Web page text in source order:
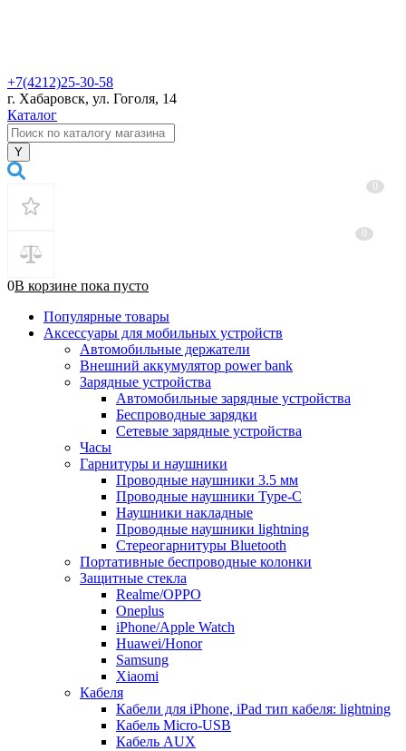
+7(4212)25-30-58
г. Хабаровск, ул. Гоголя, 14
Каталог
0В корзине пока пусто
Популярные товары
Аксессуары для мобильных устройств
Автомобильные держатели
Внешний аккумулятор power bank
Зарядные устройства
Автомобильные зарядные устройства
Беспроводные зарядки
Сетевые зарядные устройства
Часы
Гарнитуры и наушники
Проводные наушники 3.5 мм
Проводные наушники Type-C
Наушники накладные
Проводные наушники lightning
Стереогарнитуры Bluetooth
Портативные беспроводные колонки
Защитные стекла
Realme/OPPO
Oneplus
iPhone/Apple Watch
Huawei/Honor
Samsung
Xiaomi
Кабеля
Кабели для iPhone, iPad тип кабеля: lightning
Кабель Micro-USB
Кабель AUX